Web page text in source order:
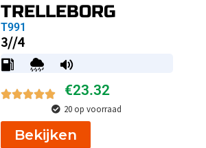
TRELLEBORG
T991
3//4
€23.32
20 op voorraad
Bekijken